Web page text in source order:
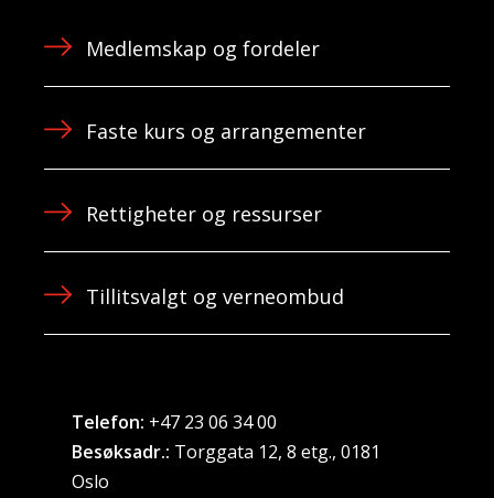
Medlemskap og fordeler
Faste kurs og arrangementer
Rettigheter og ressurser
Tillitsvalgt og verneombud
Telefon: +47 23 06 34 00
Besøksadr.: Torggata 12, 8 etg., 0181
Oslo